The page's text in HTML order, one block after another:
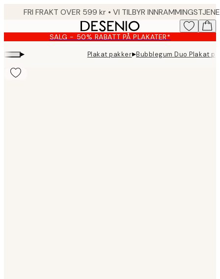
content.
SALG - 50% RABATT PÅ PLAKATER*
▸ Plakat pakker▸Bubblegum Duo Plakat